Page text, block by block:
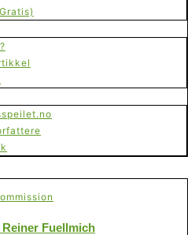
Fuellmich